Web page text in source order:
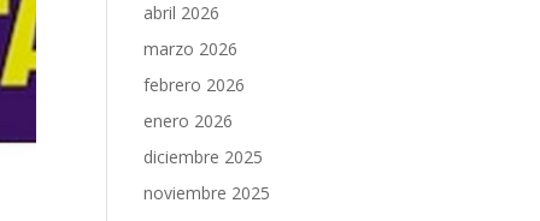
abril 2026
marzo 2026
febrero 2026
enero 2026
diciembre 2025
noviembre 2025